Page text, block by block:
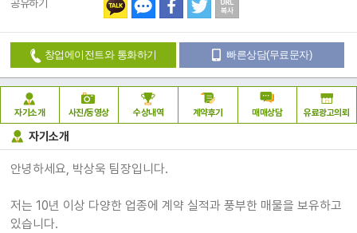
공유하기
창업에이전트와 통화하기 빠른상담(무료문자)
자기소개 사진/동영상 수상내역 계약후기 매매상담 유료광고의뢰
자기소개
안녕하세요, 박상욱 팀장입니다.
저는 10년 이상 다양한 업종에 계약 실적과 풍부한 매물을 보유하고
있습니다.